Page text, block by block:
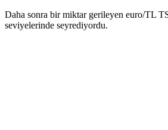
Daha sonra bir miktar gerileyen euro/TL
seviyelerinde seyrediyordu.